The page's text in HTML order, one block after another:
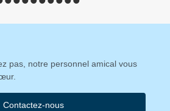
pas, notre personnel amical vous
Contactez-nous